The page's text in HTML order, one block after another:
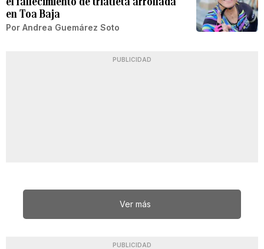
en Toa Baja
Por Andrea Guemárez Soto
PUBLICIDAD
Ver más
PUBLICIDAD